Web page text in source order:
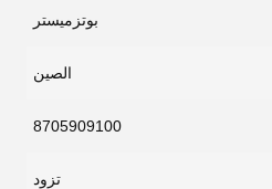
بوتزميستر
الصين
8705909100
تزود